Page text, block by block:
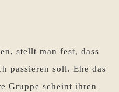
stellt man fest, dass
passieren soll. Ehe das
Gruppe scheint ihren